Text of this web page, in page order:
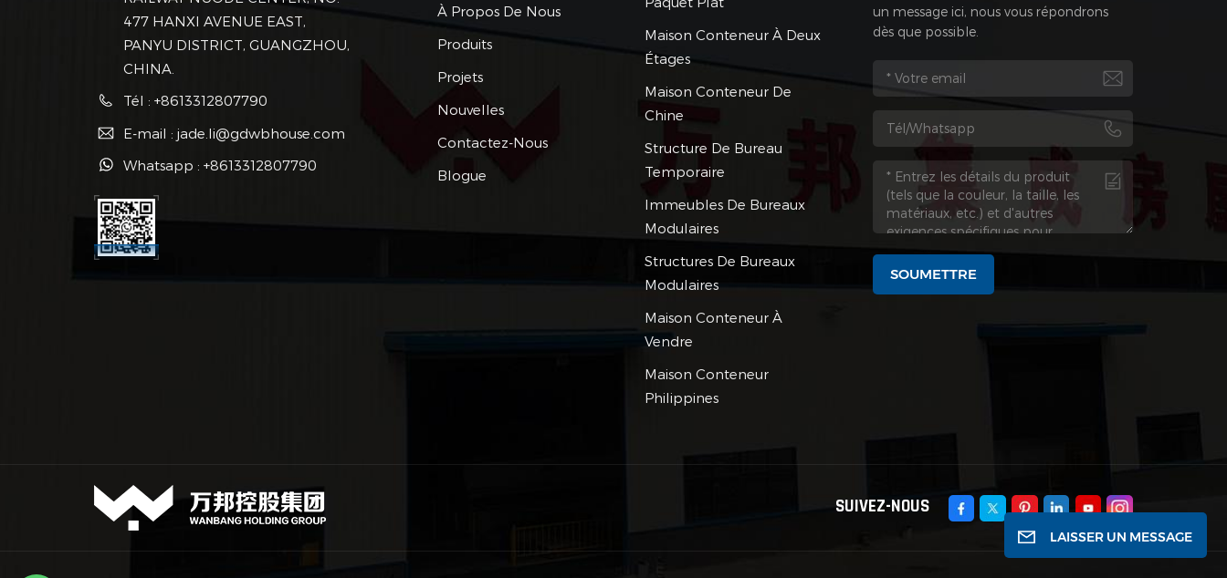
477 HANXI AVENUE EAST,
PANYU DISTRICT, GUANGZHOU,
CHINA.
Tél : +8613312807790
E-mail : jade.li@gdwbhouse.com
Whatsapp : +8613312807790
À Propos De Nous
Produits
Projets
Nouvelles
Contactez-Nous
Blogue
Maison Conteneur À Deux
Étages
Maison Conteneur De
Chine
Structure De Bureau
Temporaire
Immeubles De Bureaux
Modulaires
Structures De Bureaux
Modulaires
Maison Conteneur À
Vendre
Maison Conteneur
Philippines
un message ici, nous vous répondrons
dès que possible.
SOUMETTRE
SUIVEZ-NOUS
LAISSER UN MESSAGE